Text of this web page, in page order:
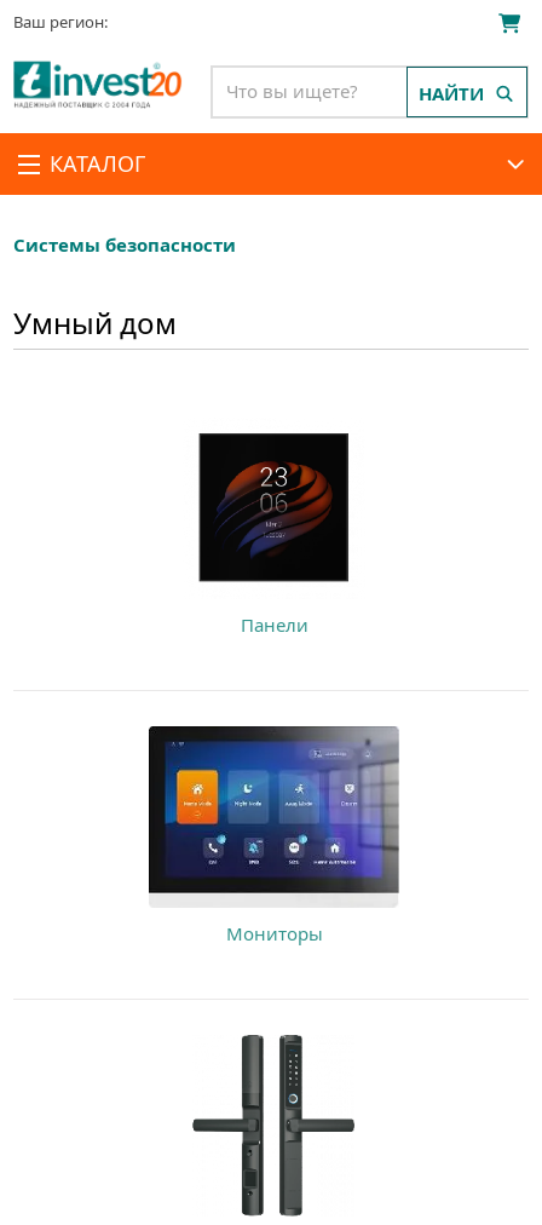
Ваш регион:
КАТАЛОГ
НАЙТИ
Системы безопасности
Умный дом
Панели
Мониторы